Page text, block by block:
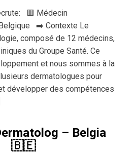
🟥 Médecin
Belgique ➡️ Contexte Le
composé de 12 médecins,
du Groupe Santé. Ce
et nous sommes à la
dermatologues pour
développer des compétences
– Belgia
🇧🇪